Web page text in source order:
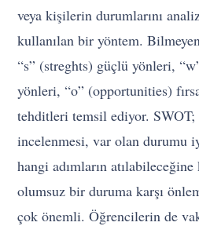
veya kişilerin durumlarını
kullanılan bir yöntem.
“s” (streghts) güçlü yönleri,
yönleri, “o” (opportunities)
tehditleri temsil ediyor.
incelenmesi, var olan durumu
hangi adımların
olumsuz bir duruma karşı
çok önemli. Öğrencilerin de